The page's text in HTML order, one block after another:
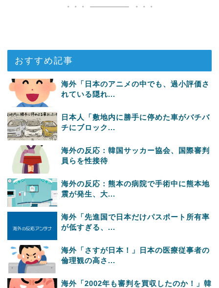
おすすめ記事
海外「日本のアニメの中でも、過小評価さ
れている隠れ...
日本人「敷地内に勝手に停めた車がバチバ
チにブロック...
海外の反応：韓国サッカー協会、国際審判
員らを性接待
海外の反応：熊本の病院で手術中に熊本地
震が発生、大...
海外「先進国で日本だけパスポート所有率
が低すぎる、...
海外「さすが日本！」日本の医療従事者の
倫理観の高さ...
海外「2002年も審判を買収したのか！」韓